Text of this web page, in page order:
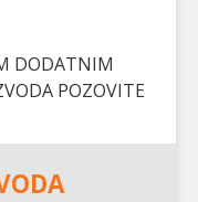
DODATNIM
POZOVITE